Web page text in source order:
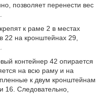
позволяет перенести вес
к раме 2 в местах
22 на кронштейнах 29,
контейнер 42 опирается
на всю раму и на
к двум кронштейнам
16. Следовательно,